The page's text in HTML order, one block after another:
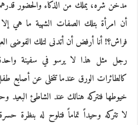
مدخن شره، يملك من الذكاء والحضور
أن امرأة بتلك الصفات الشهية ما هي
فراش؟! أنا أرفض أن أتدنى لتلك الفوضى
رجل مثل هذا لا يرسو في سفينة واحدة
كالطائرات الورق عندما تتخلى عن أصابع
خيوطها فتتركه هنالك عند الشاطئ البعيد
لا تتركه وحيداً تماماً فتلوح له بنظرة